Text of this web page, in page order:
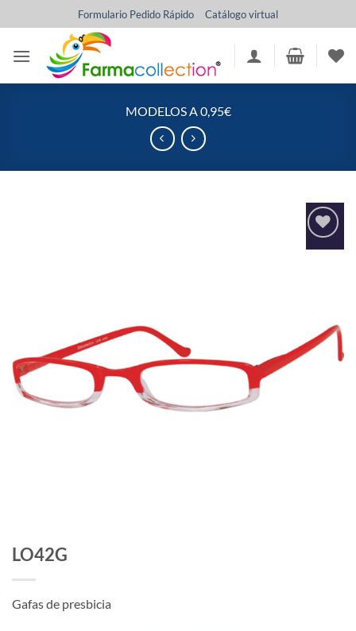
al
contenido
Formulario Pedido Rápido Catálogo virtual
MODELOS A 0,95€
Añadir
LO42G
Gafas de presbicia